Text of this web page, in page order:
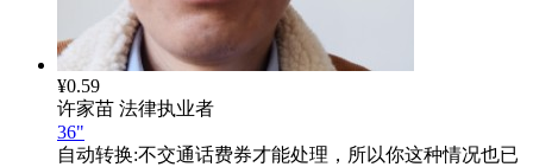
¥0.59
许家苗 法律执业者
36"
自动转换:不交通话费券才能处理，所以你这种情况也已